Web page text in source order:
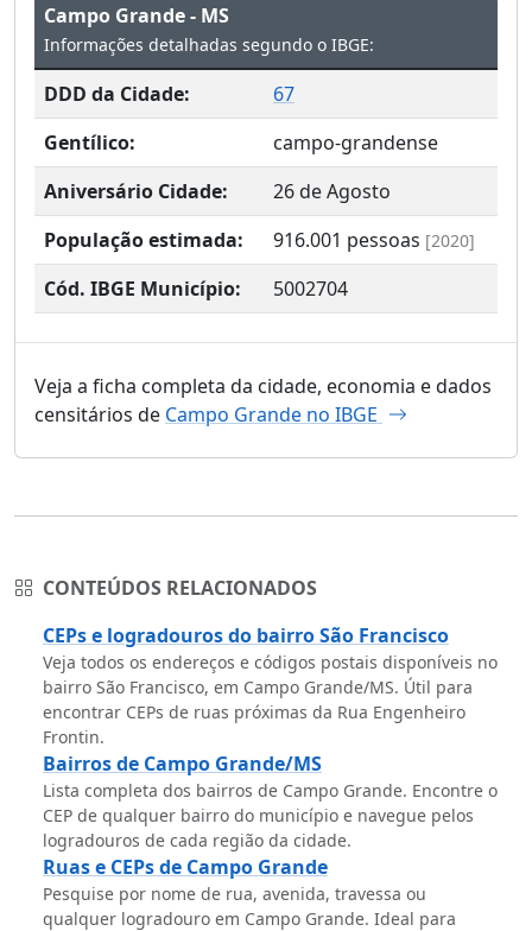
Campo Grande - MS
Informações detalhadas segundo o IBGE:
DDD da Cidade:
67
Gentílico:
campo-grandense
Aniversário Cidade:
26 de Agosto
População estimada:
916.001 pessoas [2020]
Cód. IBGE Município: 5002704
Veja a ficha completa da cidade, economia e dados
censitários de Campo Grande no IBGE
CONTEÚDOS RELACIONADOS
CEPs e logradouros do bairro São Francisco
Veja todos os endereços e códigos postais disponíveis no
bairro São Francisco, em Campo Grande/MS. Útil para
encontrar CEPs de ruas próximas da Rua Engenheiro
Frontin.
Bairros de Campo Grande/MS
Lista completa dos bairros de Campo Grande. Encontre o
CEP de qualquer bairro do município e navegue pelos
logradouros de cada região da cidade.
Ruas e CEPs de Campo Grande
Pesquise por nome de rua, avenida, travessa ou
qualquer logradouro em Campo Grande. Ideal para